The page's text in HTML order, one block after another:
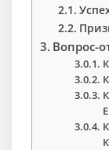
Вопрос-